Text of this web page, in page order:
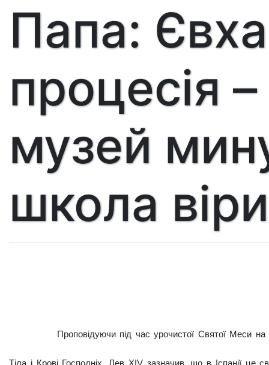
Папа:
процесія
музей
школа віри
Проповідуючи під час урочистої Свя­тої Меси